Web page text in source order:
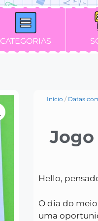
CATEGORIAS
Início / Datas
Hello,
O dia do
uma